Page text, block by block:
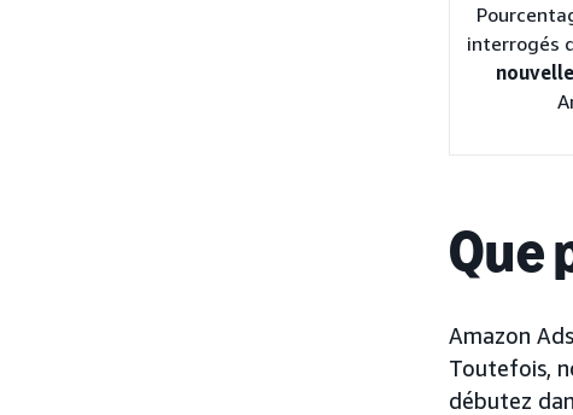
interrogés
Que
Amazon
Toutefois,
débutez